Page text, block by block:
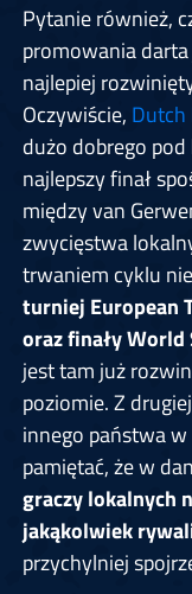
Pytanie również,
promowania
najlepiej
Oczywiście,
dużo dobrego
najlepszy finał
między van
zwycięstwa
trwaniem cyklu
turniej European
oraz finały World
jest tam już
poziomie. Z
innego państwa w
pamiętać, że w
graczy lokalnych
jakąkolwiek
przychylniej